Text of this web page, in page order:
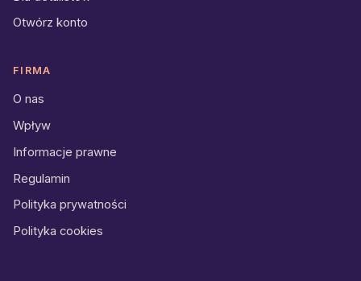
Otwórz konto
FIRMA
O nas
Wpływ
Informacje prawne
Regulamin
Polityka prywatności
Polityka cookies